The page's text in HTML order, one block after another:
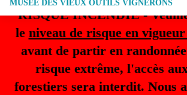
RISQUE INCENDIE -
le niveau de risque en
avant de partir en
risque extrême, l'accès
forestiers sera interdit. Nous
MUSEE DES VIEUX OUTILS VIGNERONS